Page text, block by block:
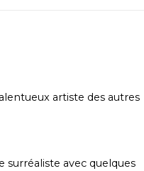
artiste des autres
surréaliste avec quelques